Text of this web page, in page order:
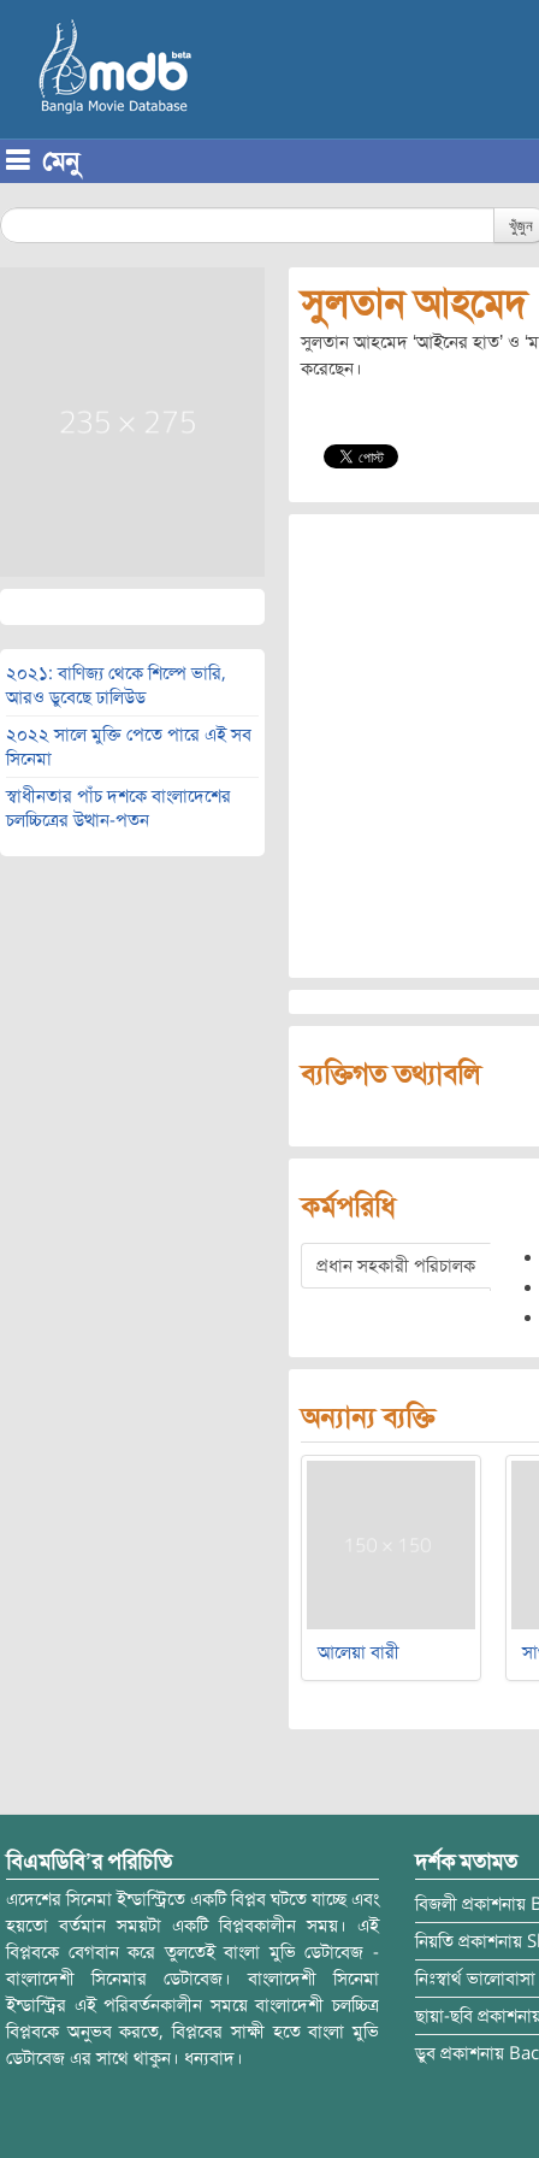
মেনু
খুঁজুন
২০২১: বাণিজ্য থেকে শিল্পে ভারি,
আরও ডুবেছে ঢালিউড
২০২২ সালে মুক্তি পেতে পারে এই সব
সিনেমা
স্বাধীনতার পাঁচ দশকে বাংলাদেশের
চলচ্চিত্রের উত্থান-পতন
সুলতান আহমেদ
সুলতান আহমেদ ‘আইনের হাত’ ও
করেছেন।
ব্যক্তিগত তথ্যাবলি
কর্মপরিধি
প্রধান সহকারী পরিচালক
অন্যান্য ব্যক্তি
আলেয়া বারী
বিএমডিবি’র পরিচিতি
এদেশের সিনেমা ইন্ডাস্ট্রিতে একটি বিপ্লব ঘটতে যাচ্ছে এবং
হয়তো বর্তমান সময়টা একটি বিপ্লবকালীন সময়। এই
বিপ্লবকে বেগবান করে তুলতেই বাংলা মুভি ডেটাবেজ -
বাংলাদেশী সিনেমার ডেটাবেজ। বাংলাদেশী সিনেমা
ইন্ডাস্ট্রির এই পরিবর্তনকালীন সময়ে বাংলাদেশী চলচ্চিত্র
বিপ্লবকে অনুভব করতে, বিপ্লবের সাক্ষী হতে বাংলা মুভি
ডেটাবেজ এর সাথে থাকুন। ধন্যবাদ।
দর্শক মতামত
বিজলী প্রকাশনায়
নিয়তি প্রকাশনায়
নিঃস্বার্থ ভালোবাসা
ছায়া-ছবি
ডুব প্রকাশনায়